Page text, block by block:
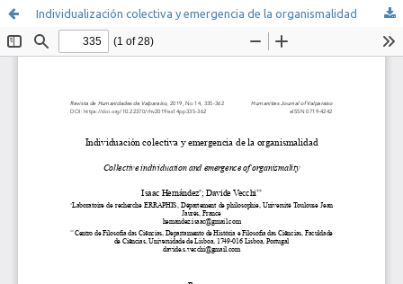
Individualización colectiva y emergencia de la organismalidad